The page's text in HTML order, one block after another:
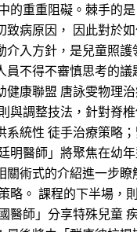
的重重阻礙。棘手的
致病原因， 因此對於
介入方針，是兒童照
員不得不審慎思考的議
健康聯盟 唐詠雯物理
與調整技法，針對脊
系統性 徒手治療策略
明醫師」將聚焦在幼
關術式的介紹進一步瞭
略。 課程的下半場，
醫師」分享特殊兒童